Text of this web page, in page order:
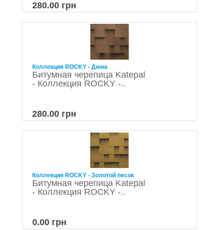
280.00 грн
Коллекция ROCKY - Дюна
Битумная черепица Katepal
- Коллекция ROCKY -..
280.00 грн
Коллекция ROCKY - Золотой песок
Битумная черепица Katepal
- Коллекция ROCKY -..
0.00 грн